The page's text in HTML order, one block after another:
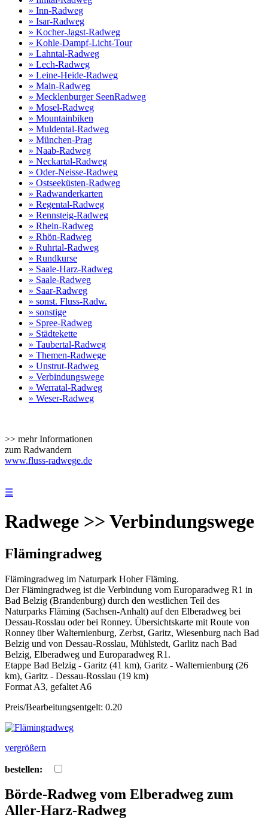
» Inn-Radweg
» Isar-Radweg
» Kocher-Jagst-Radweg
» Kohle-Dampf-Licht-Tour
» Lahntal-Radweg
» Lech-Radweg
» Leine-Heide-Radweg
» Main-Radweg
» Mecklenburger SeenRadweg
» Mosel-Radweg
» Mountainbiken
» Muldental-Radweg
» München-Prag
» Naab-Radweg
» Neckartal-Radweg
» Oder-Neisse-Radweg
» Ostseeküsten-Radweg
» Radwanderkarten
» Regental-Radweg
» Rennsteig-Radweg
» Rhein-Radweg
» Rhön-Radweg
» Ruhrtal-Radweg
» Rundkurse
» Saale-Harz-Radweg
» Saale-Radweg
» Saar-Radweg
» sonst. Fluss-Radw.
» sonstige
» Spree-Radweg
» Städtekette
» Taubertal-Radweg
» Themen-Radwege
» Unstrut-Radweg
» Verbindungswege
» Werratal-Radweg
» Weser-Radweg
>> mehr Informationen
zum Radwandern
www.fluss-radwege.de
☰
Radwege >> Verbindungswege
Flämingradweg
Flämingradweg im Naturpark Hoher Fläming.
Der Flämingradweg ist die Verbindung vom Europaradweg R1 in
Bad Belzig (Brandenburg) durch den westlichen Teil des
Naturparks Fläming (Sachsen-Anhalt) auf den Elberadweg bei
Dessau-Rosslau oder bei Ronney. Übersichtskarte mit Route von
Ronney über Walternienburg, Zerbst, Garitz, Wiesenburg nach Bad
Belzig und von Dessau-Rosslau, Mühlstedt, Garlitz nach Bad
Belzig, Elberadweg und Europaradweg R1.
Etappe Bad Belzig - Garitz (41 km), Garitz - Walternienburg (26
km), Garitz - Dessau-Rosslau (19 km)
Format A3, gefaltet A6
Preis/Bearbeitungsentgelt: 0.20
vergrößern
bestellen:
Börde-Radweg vom Elberadweg zum
Aller-Harz-Radweg